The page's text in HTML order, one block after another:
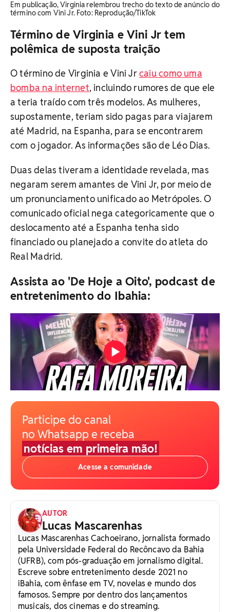
Em publicação, Virginia relembrou trecho do texto de anúncio do
término com Vini Jr. Foto: Reprodução/TikTok
Término de Virginia e Vini Jr tem
polêmica de suposta traição
O término de Virginia e Vini Jrcaiu como uma
bomba na internet, incluindo rumores de que ele
a teria traído com três modelos. As mulheres,
supostamente, teriam sido pagas para viajarem
até Madrid, na Espanha, para se encontrarem
com o jogador. As informações são de Léo Dias.
Duas delas tiveram a identidade revelada, mas
negaram serem amantes de Vini Jr, por meio de
um pronunciamento unificado ao Metrópoles. O
comunicado oficial nega categoricamente que o
deslocamento até a Espanha tenha sido
financiado ou planejado a convite do atleta do
Real Madrid.
Assista ao 'De Hoje a Oito', podcast de
entretenimento do Ibahia:
Participe do canal
no Whatsapp e receba
notícias em primeira mão!
Acesse a comunidade
AUTOR
Lucas Mascarenhas
Lucas Mascarenhas Cachoeirano, jornalista formado
pela Universidade Federal do Recôncavo da Bahia
(UFRB), com pós-graduação em jornalismo digital.
Escreve sobre entretenimento desde 2021 no
iBahia, com ênfase em TV, novelas e mundo dos
famosos. Sempre por dentro dos lançamentos
musicais, dos cinemas e do streaming.